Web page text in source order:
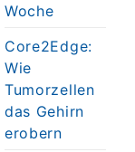
Woche
Core2Edge:
Wie
Tumorzellen
das Gehirn
erobern